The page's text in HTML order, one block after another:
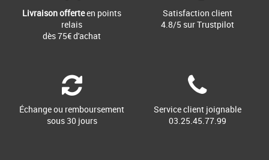
Livraison offerteen points
relais
dès 75€ d'achat
Satisfaction client
4.8/5 sur Trustpilot
Échange ou remboursement
sous 30 jours
Service client joignable
03.25.45.77.99